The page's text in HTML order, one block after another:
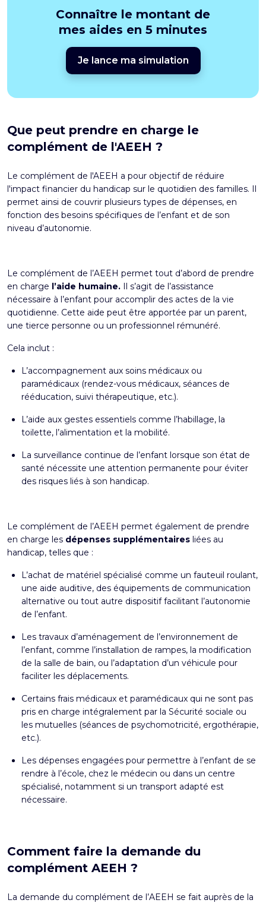
Connaître le montant de
mes aides en 5 minutes
Je lance ma simulation
Que peut prendre en charge le
complément de l'AEEH ?
Le complément de l'AEEH a pour objectif de réduire
l'impact financier du handicap sur le quotidien des familles. Il
permet ainsi de couvrir plusieurs types de dépenses, en
fonction des besoins spécifiques de l’enfant et de son
niveau d’autonomie.
Le complément de l’AEEH permet tout d’abord de prendre
en charge l’aide humaine. Il s’agit de l’assistance
nécessaire à l’enfant pour accomplir des actes de la vie
quotidienne. Cette aide peut être apportée par un parent,
une tierce personne ou un professionnel rémunéré.
Cela inclut :
L’accompagnement aux soins médicaux ou
paramédicaux (rendez-vous médicaux, séances de
rééducation, suivi thérapeutique, etc.).
L’aide aux gestes essentiels comme l’habillage, la
toilette, l’alimentation et la mobilité.
La surveillance continue de l’enfant lorsque son état de
santé nécessite une attention permanente pour éviter
des risques liés à son handicap.
Le complément de l’AEEH permet également de prendre
en charge les dépenses supplémentaires liées au
handicap, telles que :
L’achat de matériel spécialisé comme un fauteuil roulant,
une aide auditive, des équipements de communication
alternative ou tout autre dispositif facilitant l’autonomie
de l’enfant.
Les travaux d’aménagement de l’environnement de
l’enfant, comme l’installation de rampes, la modification
de la salle de bain, ou l’adaptation d’un véhicule pour
faciliter les déplacements.
Certains frais médicaux et paramédicaux qui ne sont pas
pris en charge intégralement par la Sécurité sociale ou
les mutuelles (séances de psychomotricité, ergothérapie,
etc.).
Les dépenses engagées pour permettre à l’enfant de se
rendre à l’école, chez le médecin ou dans un centre
spécialisé, notamment si un transport adapté est
nécessaire.
Comment faire la demande du
complément AEEH ?
La demande du complément de l’AEEH se fait auprès de la